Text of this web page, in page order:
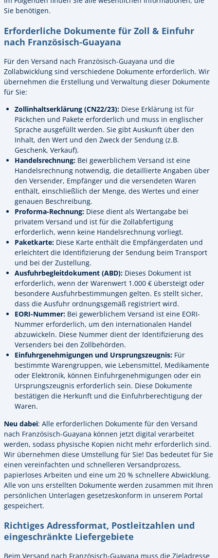
Sie benötigen.
Erforderliche Dokumente für Zoll & Einfuhr
nach Französisch-Guayana
Für den Versand nach Französisch-Guayana und die
Zollabwicklung sind verschiedene Dokumente erforderlich. Wir
übernehmen die Erstellung und Verwaltung dieser Dokumente
für Sie:
Zollinhaltserklärung (CN22/23): Diese Erklärung ist für
Päckchen und Pakete erforderlich und muss in englischer
Sprache ausgefüllt werden. Sie gibt Auskunft über den
Inhalt, den Wert und den Zweck der Sendung (z.B.
Geschenk, Verkauf).
Handelsrechnung: Bei gewerblichem Versand ist eine
Handelsrechnung notwendig, die detaillierte Angaben über
den Versender, Empfänger und die versendeten Waren
enthält, einschließlich der Menge, des Wertes und einer
genauen Beschreibung.
Proforma-Rechnung: Diese dient als Wertangabe bei
privatem Versand und ist für die Zollabfertigung
erforderlich, wenn keine Handelsrechnung vorliegt.
Paketkarte: Diese Karte enthält die Empfängerdaten und
erleichtert die Identifizierung der Sendung beim Transport
und bei der Zustellung.
Ausfuhrbegleitdokument (ABD): Dieses Dokument ist
erforderlich, wenn der Warenwert 1.000 € übersteigt oder
besondere Ausfuhrbestimmungen gelten. Es stellt sicher,
dass die Ausfuhr ordnungsgemäß registriert wird.
EORI-Nummer: Bei gewerblichem Versand ist eine EORI-
Nummer erforderlich, um den internationalen Handel
abzuwickeln. Diese Nummer dient der Identifizierung des
Versenders bei den Zollbehörden.
Einfuhrgenehmigungen und Ursprungszeugnis: Für
bestimmte Warengruppen, wie Lebensmittel, Medikamente
oder Elektronik, können Einfuhrgenehmigungen oder ein
Ursprungszeugnis erforderlich sein. Diese Dokumente
bestätigen die Herkunft und die Einfuhrberechtigung der
Waren.
Neu dabei: Alle erforderlichen Dokumente für den Versand
nach Französisch-Guayana können jetzt digital verarbeitet
werden, sodass physische Kopien nicht mehr erforderlich sind.
Wir übernehmen diese Umstellung für Sie! Das bedeutet für Sie
einen vereinfachten und schnelleren Versandprozess,
papierloses Arbeiten und eine um 20 % schnellere Abwicklung.
Alle von uns erstellten Dokumente werden zusammen mit Ihren
persönlichen Unterlagen gesetzeskonform in unserem Portal
gespeichert.
Richtiges Adressformat, Postleitzahlen und
eingeschränkte Liefergebiete
Beim Versand nach Französisch-Guayana muss die Zieladresse